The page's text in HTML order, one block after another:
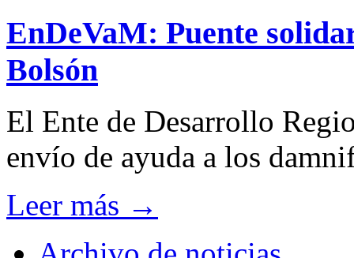
EnDeVaM: Puente
Bolsón
El Ente de Desarrollo
envío de ayuda a los
Leer más →